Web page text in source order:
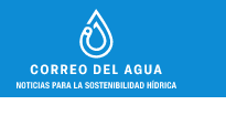
content